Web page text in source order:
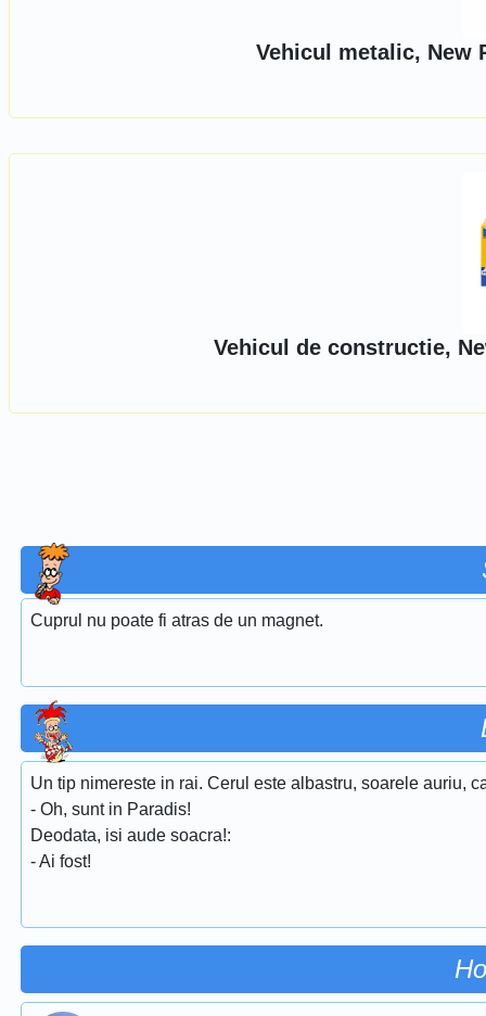
Vehicul metalic, New
Vehicul de constructie,
Cuprul nu poate fi atras de un magnet.
Un tip nimereste in rai. Cerul este albastru, soarele auriu,
- Oh, sunt in Paradis!
Deodata, isi aude soacra!:
- Ai fost!